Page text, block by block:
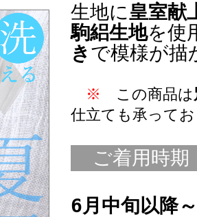
生地に皇室献
駒絽生地を使
きで模様が描
※ この商品は
仕立ても承って
ご着用時期
6月中旬以降